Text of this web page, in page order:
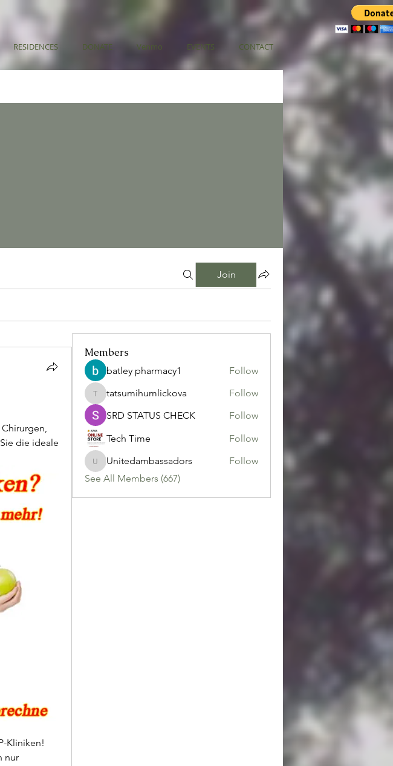
RESIDENCES DONATE Venmo EVENTS CONTACT
Join
die ideale
Kliniken!
nur
Members
batley pharmacy1 Follow
tatsumihumlickova
tatsumihumlickova
Follow
SRD STATUS CHECK
Follow
Tech Time
Follow
Unitedambassadors
Unitedambassadors
Follow
See All Members (667)